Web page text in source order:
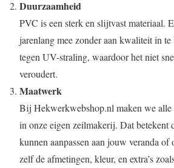
Duurzaamheid
PVC is een sterk en slijtvast materiaal.
jarenlang mee zonder aan kwaliteit in te
tegen UV-straling, waardoor het niet
veroudert.
Maatwerk
Bij Hekwerkwebshop.nl maken we alle
in onze eigen zeilmakerij. Dat betekent
kunnen aanpassen aan jouw veranda of
zelf de afmetingen, kleur, en extra’s